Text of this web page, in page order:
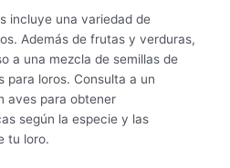
incluye una variedad de
Además de frutas y verduras,
a una mezcla de semillas de
para loros. Consulta a un
aves para obtener
según la especie y las
tu loro.